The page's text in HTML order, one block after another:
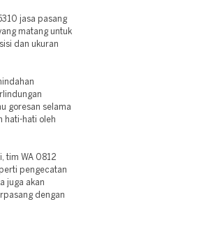
jasa pasang
matang untuk
dan ukuran
goresan selama
hati-hati oleh
tim WA 0812
pengecatan
juga akan
dengan